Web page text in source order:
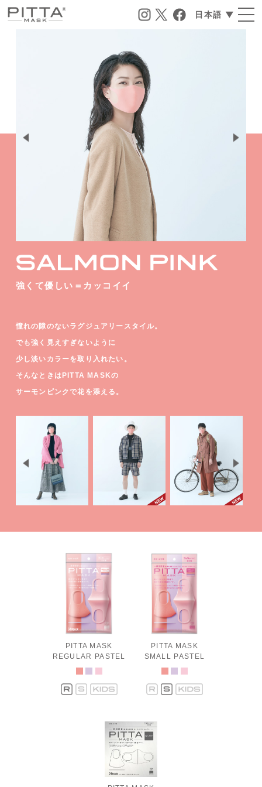
日本語 ▼
強くて優しい＝カッコイイ
憧れの隙のないラグジュアリースタイル。
でも強く見えすぎないように
少し淡いカラーを取り入れたい。
そんなときはPITTA MASKの
サーモンピンクで花を添える。
PITTA MASK
REGULAR PASTEL
PITTA MASK
SMALL PASTEL